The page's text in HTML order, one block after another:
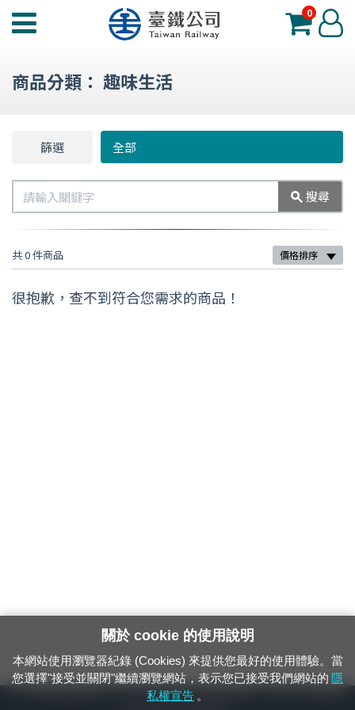
臺
工
選
單
0 登
入
商品分類： 趣味生活
篩選 全部
選
搜尋
共 0 件商品 價格排序
很抱歉，查不到符合您需求的商品！
24小時緊急通報電話：1933（市話、手機，僅限發現軌道、平交道、橋樑及隧
關於 cookie 的使用說明
本網站使用瀏覽器紀錄 (Cookies) 來提供您最好的使用體驗。當
您選擇"接受並關閉"繼續瀏覽網站，表示您已接受我們網站的 隱
私權宣告 。